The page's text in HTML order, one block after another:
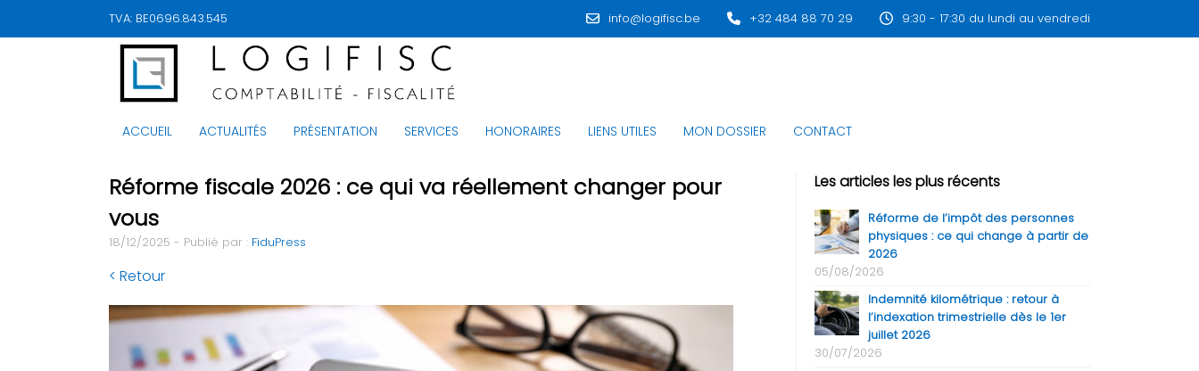
TVA: BE0696.843.545 info@logifisc.be +32 484 88 70 29 9:30 - 17:30 du lundi au vendredi
ACCUEIL ACTUALITÉS PRÉSENTATION SERVICES HONORAIRES LIENS UTILES MON DOSSIER CONTACT
Réforme fiscale 2026 : ce qui va réellement changer pour
vous
18/12/2025 - Publié par : FiduPress
< Retour
Les articles les plus récents
Réforme de l’impôt des personnes
physiques : ce qui change à partir de
2026
05/08/2026
Indemnité kilométrique : retour à
l’indexation trimestrielle dès le 1er
juillet 2026
30/07/2026